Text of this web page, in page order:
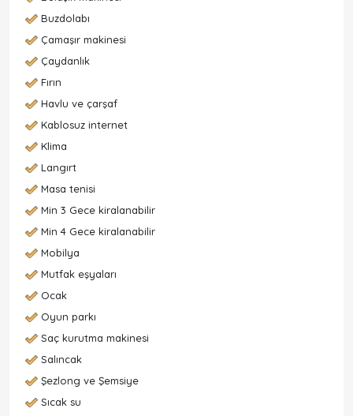
Buzdolabı
Çamaşır makinesi
Çaydanlık
Fırın
Havlu ve çarşaf
Kablosuz internet
Klima
Langırt
Masa tenisi
Min 3 Gece kiralanabilir
Min 4 Gece kiralanabilir
Mobilya
Mutfak eşyaları
Ocak
Oyun parkı
Saç kurutma makinesi
Salıncak
Şezlong ve Şemsiye
Sıcak su